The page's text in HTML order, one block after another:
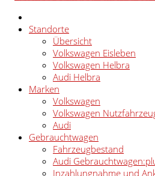
Standorte
Übersicht
Volkswagen Eisleben
Volkswagen Helbra
Audi Helbra
Marken
Volkswagen
Volkswagen
Audi
Gebrauchtwagen
Fahrzeugbestand
Audi
Inzahlungnahme und